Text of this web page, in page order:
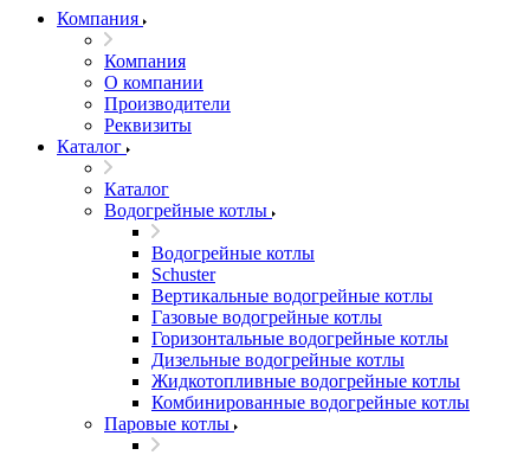
Компания
Компания
О компании
Производители
Реквизиты
Каталог
Каталог
Водогрейные котлы
Водогрейные котлы
Schuster
Вертикальные водогрейные котлы
Газовые водогрейные котлы
Горизонтальные водогрейные котлы
Дизельные водогрейные котлы
Жидкотопливные водогрейные котлы
Комбинированные водогрейные котлы
Паровые котлы